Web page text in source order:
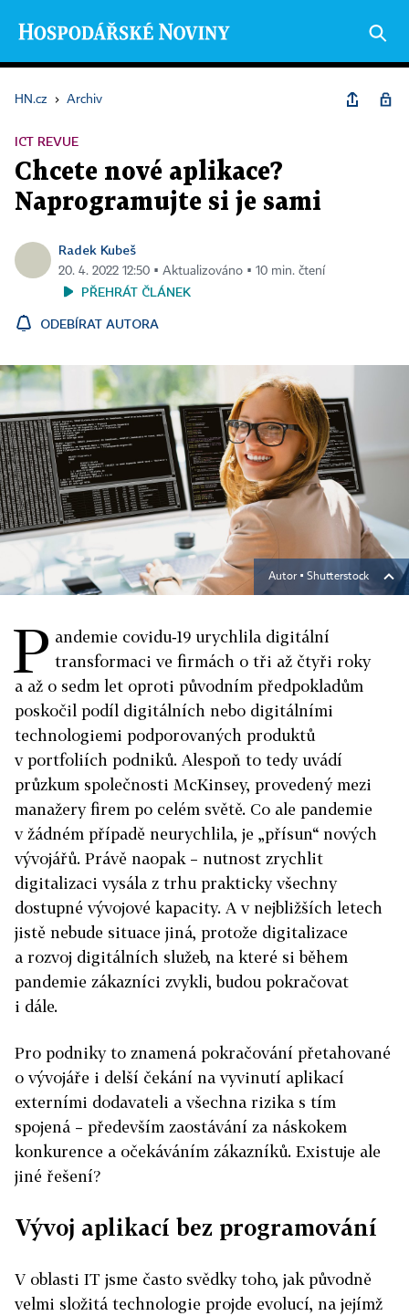
HN.cz › Archiv
ICT REVUE
Chcete nové aplikace?
Naprogramujte si je sami
Radek Kubeš
20. 4. 2022 12:50 ▪ Aktualizováno ▪ 10 min. čtení
PŘEHRÁT ČLÁNEK
ODEBÍRAT AUTORA
Autor ▪ Shutterstock
P andemie covidu‑19 urychlila digitální
transformaci ve firmách o tři až čtyři roky
a až o sedm let oproti původním předpokladům
poskočil podíl digitálních nebo digitálními
technologiemi podporovaných produktů
v portfoliích podniků. Alespoň to tedy uvádí
průzkum společnosti McKinsey, provedený mezi
manažery firem po celém světě. Co ale pandemie
v žádném případě neurychlila, je „přísun“ nových
vývojářů. Právě naopak – nutnost zrychlit
digitalizaci vysála z trhu prakticky všechny
dostupné vývojové kapacity. A v nejbližších letech
jistě nebude situace jiná, protože digitalizace
a rozvoj digitálních služeb, na které si během
pandemie zákazníci zvykli, budou pokračovat
i dále.
Pro podniky to znamená pokračování přetahované
o vývojáře i delší čekání na vyvinutí aplikací
externími dodavateli a všechna rizika s tím
spojená – především zaostávání za náskokem
konkurence a očekáváním zákazníků. Existuje ale
jiné řešení?
Vývoj aplikací bez programování
V oblasti IT jsme často svědky toho, jak původně
velmi složitá technologie projde evolucí, na jejímž